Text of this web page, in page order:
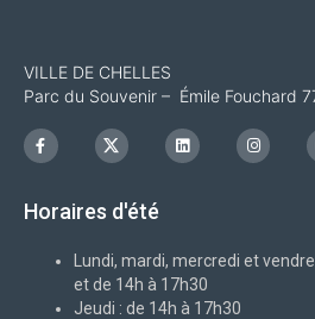
VILLE DE CHELLES
Parc du Souvenir – Émile Fouchard
F
a
c
o
I
c
o
x
L
i
n
I
n
s
m
Horaires d'été
Lundi, mardi, mercredi et
et de 14h à 17h30
Jeudi : de 14h à 17h30